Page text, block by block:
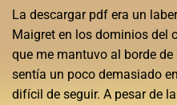
La descargar pdf era un
Maigret en los dominios del
que me mantuvo al borde
sentía un poco demasiado
difícil de seguir. A pesar de